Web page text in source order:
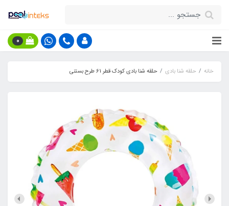
0
خانه حلقه شنا بادی حلقه شنا بادی کودک قطر 61 طرح بستنی